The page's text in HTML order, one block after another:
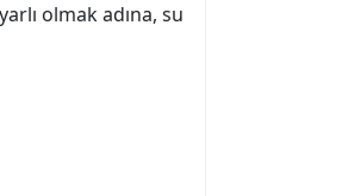
olmak adına, su